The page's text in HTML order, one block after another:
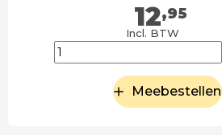
12,95
Incl. BTW
Meebestellen